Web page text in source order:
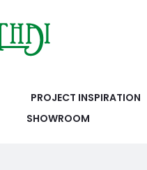
PROJECT INSPIRATION
SHOWROOM